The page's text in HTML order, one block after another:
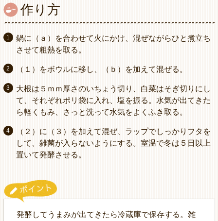
作り方
鍋に（ａ）を合わせて火にかけ、混ぜながらひと煮立ち
させて粗熱を取る。
（１）をボウルに移し、（ｂ）を加えて混ぜる。
大根は５ｍｍ厚さのいちょう切り、白菜はそぎ切りにし
て、それぞれポリ袋に入れ、塩を振る。水気が出てきた
ら軽くもみ、さっと洗って水気をよくふき取る。
（２）に（３）を加えて混ぜ、ラップでしっかりフタを
して、雑菌が入らないようにする。室温で冬は５日以上
置いて発酵させる。
発酵してうまみが出てきたら冷蔵庫で保存する。雑